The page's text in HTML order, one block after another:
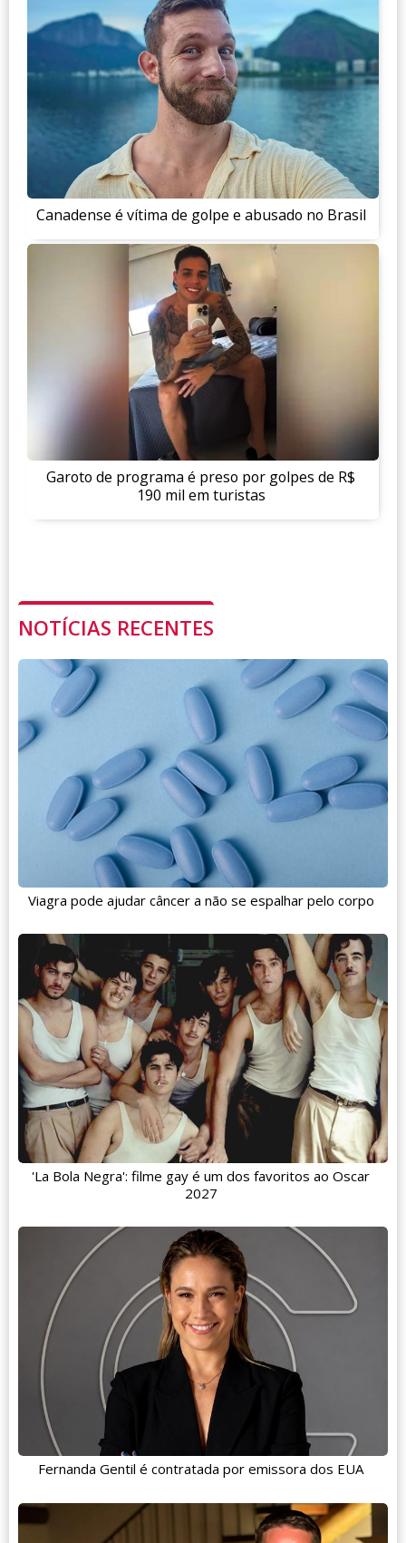
Canadense é vítima de golpe e abusado no Brasil
Garoto de programa é preso por golpes de R$
190 mil em turistas
NOTÍCIAS RECENTES
Viagra pode ajudar câncer a não se espalhar pelo corpo
'La Bola Negra': filme gay é um dos favoritos ao Oscar
2027
Fernanda Gentil é contratada por emissora dos EUA